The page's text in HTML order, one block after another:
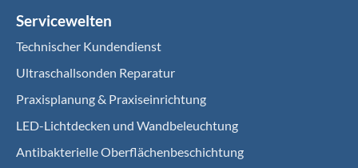
Servicewelten
Technischer Kundendienst
Ultraschallsonden Reparatur
Praxisplanung & Praxiseinrichtung
LED-Lichtdecken und Wandbeleuchtung
Antibakterielle Oberflächenbeschichtung